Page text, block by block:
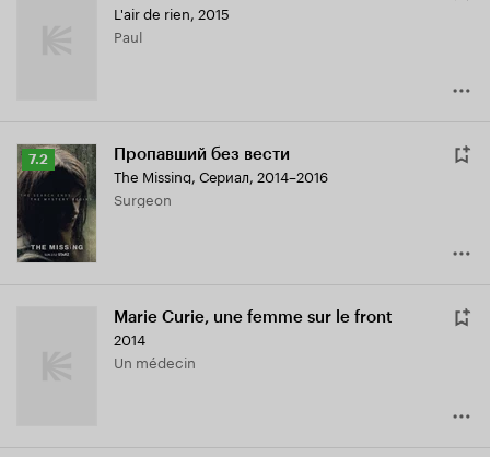
L'air de rien, 2015
Paul
Рейтинг
Кинопоиска
7.2
7.2 Пропавший без вести
The Missing, Сериал, 2014–2016
Surgeon
Marie Curie, une femme sur le front
2014
Un médecin